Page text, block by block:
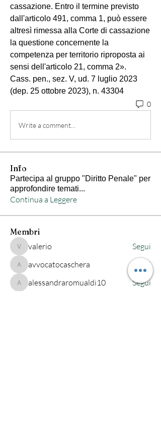
cassazione. Entro il termine previsto
dall'articolo 491, comma 1, può essere
altresì rimessa alla Corte di cassazione
la questione concernente la
competenza per territorio riproposta ai
sensi dell'articolo 21, comma 2».
Cass. pen., sez. V, ud. 7 luglio 2023
(dep. 25 ottobre 2023), n. 43304
0
Write a comment...
Info
Partecipa al gruppo "Diritto Penale" per
approfondire temati...
Continua a Leggere
Membri
valeriovalerio Segui
avvocatocaschera
avvocatocaschera Segui
alessandraromualdi10
alessandraromualdi10
Segui